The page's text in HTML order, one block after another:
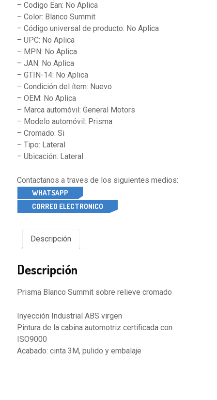
– Codigo Ean: No Aplica
– Color: Blanco Summit
– Código universal de producto: No Aplica
– UPC: No Aplica
– MPN: No Aplica
– JAN: No Aplica
– GTIN-14: No Aplica
– Condición del ítem: Nuevo
– OEM: No Aplica
– Marca automóvil: General Motors
– Modelo automóvil: Prisma
– Cromado: Si
– Tipo: Lateral
– Ubicación: Lateral
Contactanos a traves de los siguientes medios:
WHATSAPP
CORREO ELECTRONICO
Descripción
Descripción
Prisma Blanco Summit sobre relieve cromado
Inyección Industrial ABS virgen
Pintura de la cabina automotriz certificada con
ISO9000
Acabado: cinta 3M, pulido y embalaje